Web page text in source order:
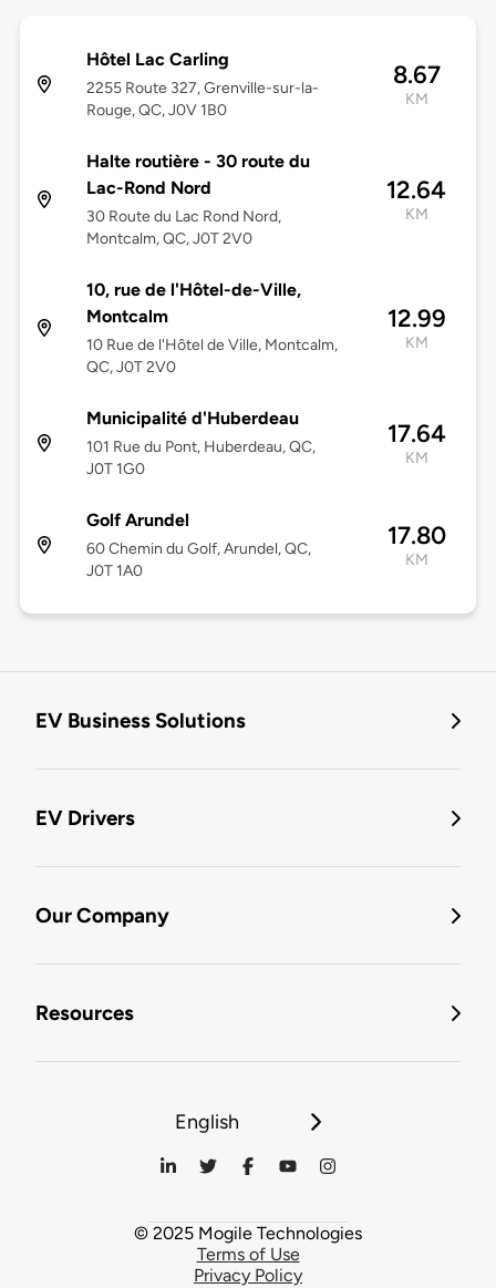
Hôtel Lac Carling
2255 Route 327, Grenville-sur-la-
Rouge, QC, J0V 1B0
8.67
KM
Halte routière - 30 route du
Lac-Rond Nord
30 Route du Lac Rond Nord,
Montcalm, QC, J0T 2V0
12.64
KM
10, rue de l'Hôtel-de-Ville,
Montcalm
10 Rue de l'Hôtel de Ville, Montcalm,
QC, J0T 2V0
12.99
KM
Municipalité d'Huberdeau
101 Rue du Pont, Huberdeau, QC,
J0T 1G0
17.64
KM
Golf Arundel
60 Chemin du Golf, Arundel, QC,
J0T 1A0
17.80
KM
EV Business Solutions
EV Drivers
Our Company
Resources
English
© 2025 Mogile Technologies
Terms of Use
Privacy Policy